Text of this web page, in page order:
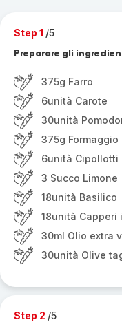
Step 1 /5
Preparare gli
375g Farro
6unità Carote
30unità
375g Formaggio
6unità Cipollotti
3 Succo Limone
18unità Basilico
18unità Capperi
30ml Olio extra
30unità Olive
Step 2 /5